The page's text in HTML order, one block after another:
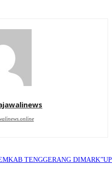
TENGGERANG DIMARK”UP